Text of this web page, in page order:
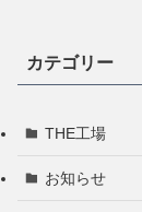
カテゴリー
THE工場
お知らせ